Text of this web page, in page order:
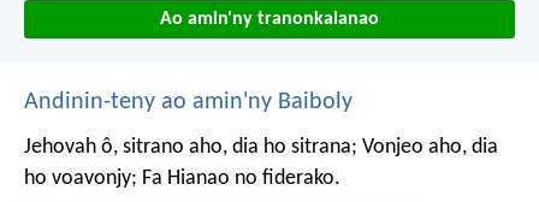
Ao amin'ny tranonkalanao
Andinin-teny ao amin'ny Baiboly
Jehovah ô, sitrano aho, dia ho sitrana; Vonjeo aho, dia
ho voavonjy; Fa Hianao no fiderako.